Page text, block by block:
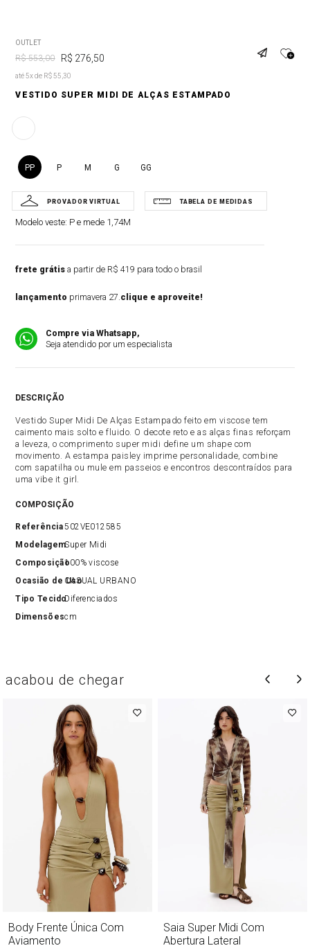
OUTLET
R$ 553,00 R$ 276 50
até 5x de R$ 55,30
VESTIDO SUPER MIDI DE ALÇAS ESTAMPADO
PP P M G GG
Modelo veste: P e mede 1,74M
frete grátis a partir de R$ 419 para todo o brasil
lançamento primavera 27.clique e aproveite!
Compre via Whatsapp,
Seja atendido por um especialista
DESCRIÇÃO
Vestido Super Midi De Alças Estampado feito em viscose tem
caimento mais solto e fluido. O decote reto e as alças finas reforçam
a leveza, o comprimento super midi define um shape com
movimento. A estampa paisley imprime personalidade, combine
com sapatilha ou mule em passeios e encontros descontraídos para
uma vibe it girl.
COMPOSIÇÃO
Referência502VE012585
ModelagemSuper Midi
Composição100% viscose
Ocasião de UsoCASUAL URBANO
Tipo TecidoDiferenciados
Dimensõescm
acabou de chegar
Body Frente Única Com
Aviamento
Saia Super Midi Com
Abertura Lateral